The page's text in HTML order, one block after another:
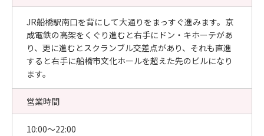
JR船橋駅南口を背にして大通りをまっすぐ進みます。京
成電鉄の高架をくぐり進むと右手にドン・キホーテがあ
り、更に進むとスクランブル交差点があり、それも直進
すると右手に船橋市文化ホールを超えた先のビルになり
ます。
営業時間
10:00〜22:00